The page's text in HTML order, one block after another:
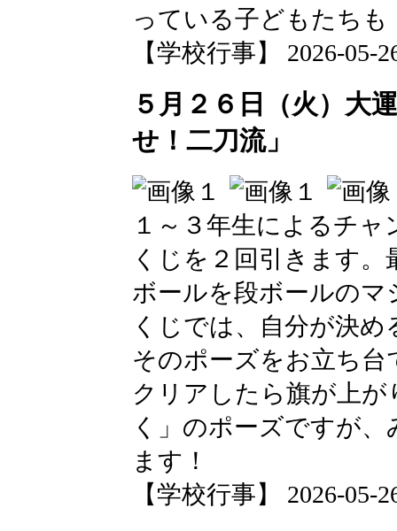
っている子どもたちも
【学校行事】 2026-05-
５月２６日（火）大
せ！二刀流」
１～３年生によるチ
くじを２回引きます
ボールを段ボールの
くじでは、自分が決
そのポーズをお立ち
クリアしたら旗が上
く」のポーズですが
ます！
【学校行事】 2026-05-